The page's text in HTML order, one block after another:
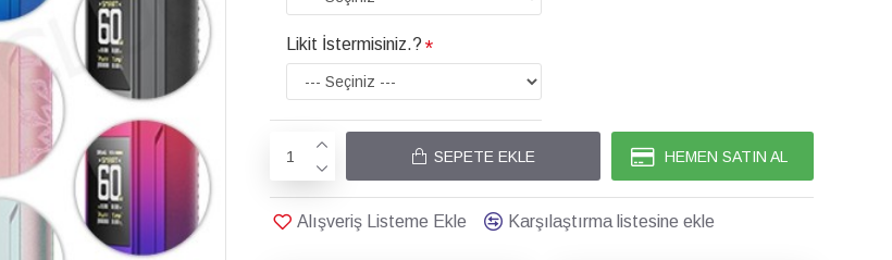
Likit İstermisiniz.?
SEPETE EKLE HEMEN SATIN AL
Alışveriş Listeme Ekle Karşılaştırma listesine ekle